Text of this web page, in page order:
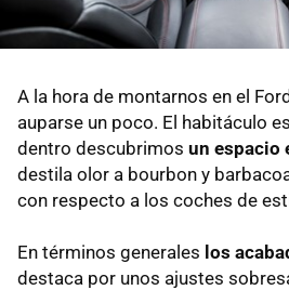
A la hora de montarnos en el
auparse un poco. El habitáculo
dentro descubrimos un espacio
destila olor a bourbon y
con respecto a los coches de
En términos generales los
destaca por unos ajustes